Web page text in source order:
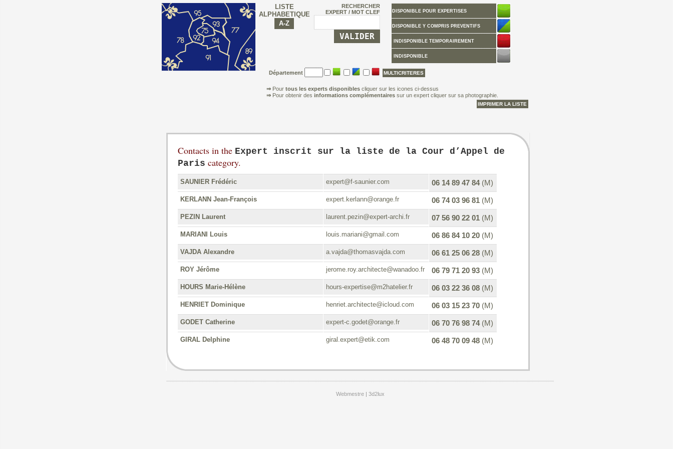
LISTE
ALPHABETIQUE
RECHERCHER
EXPERT / MOT CLEF
⇒ Pour tous les experts disponibles cliquer sur les icones ci-dessus
⇒ Pour obtenir des informations complémentaires sur un expert cliquer sur sa photographie.
Département
Contacts in the Expert inscrit sur la liste de la Cour d’Appel de
Paris category.
SAUNIER Frédéric expert@f-saunier.com 06 14 89 47 84(M)
KERLANN Jean-François expert.kerlann@orange.fr 06 74 03 96 81(M)
PEZIN Laurent laurent.pezin@expert-archi.fr 07 56 90 22 01(M)
MARIANI Louis louis.mariani@gmail.com 06 86 84 10 20(M)
VAJDA Alexandre a.vajda@thomasvajda.com 06 61 25 06 28(M)
ROY Jérôme jerome.roy.architecte@wanadoo.fr 06 79 71 20 93(M)
HOURS Marie-Hélène hours-expertise@m2hatelier.fr 06 03 22 36 08(M)
HENRIET Dominique henriet.architecte@icloud.com 06 03 15 23 70(M)
GODET Catherine expert-c.godet@orange.fr 06 70 76 98 74(M)
GIRAL Delphine giral.expert@etik.com 06 48 70 09 48(M)
Webmestre | 3d2lux